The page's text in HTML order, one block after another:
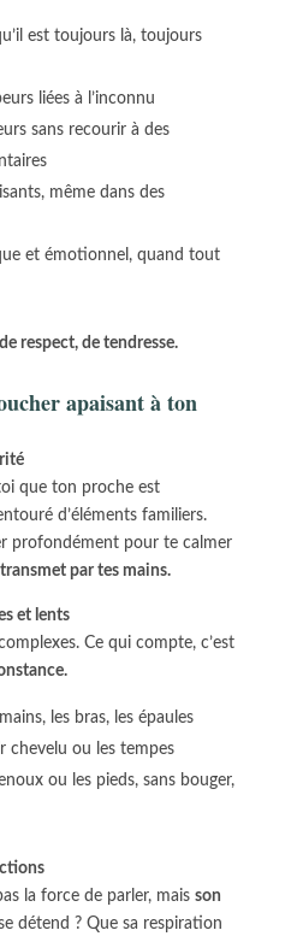
est toujours là, toujours
liées à l’inconnu
sans recourir à des
même dans des
et émotionnel, quand tout
respect, de tendresse.
apaisant à ton
que ton proche est
d’éléments familiers.
profondément pour te calmer
par tes mains.
et lents
Ce qui compte, c’est
les bras, les épaules
chevelu ou les tempes
ou les pieds, sans bouger,
la force de parler, mais son
détend ? Que sa respiration